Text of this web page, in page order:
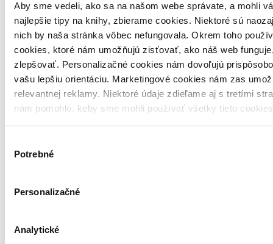
Aby sme vedeli, ako sa na našom webe správate, a mohli
najlepšie tipy na knihy, zbierame cookies. Niektoré sú
nich by naša stránka vôbec nefungovala. Okrem toho
cookies, ktoré nám umožňujú zisťovať, ako náš web
zlepšovať. Personalizačné cookies nám dovoľujú
vašu lepšiu orientáciu. Marketingové cookies nám zas
relevantnej reklamy. Niektoré údaje zdieľame aj s tretími
nám pomohlo, keby sme mohli používať všetky tieto
súhlasu
Potrebné
Personalizačné
Analytické
maximálne argumentačne prepracované (asi aj preto, že je profesor
informatiky), ale zároveň vždy prepojené s praktickými tipmi a
dobrými príkladmi zo života.
A prečo sa teším na Slow Productivity? Som veľkým fanúšikom
"Slow" hnutia. Slow food, slow life, a teraz možno aj slow práca?
Som zvedavý, ako Newport prepojí produktivitu s pomalším,
udržateľnejším tempom života.
Čítať viac
reagovať
2 pozitívne hodnotenia
2
1 negatívne hodnotenie1
Vydavateľstvo Jan Melvil publishing
Přinášíme svým čtenářům důležitá témata, která se mnohdy teprve
Čítať viac